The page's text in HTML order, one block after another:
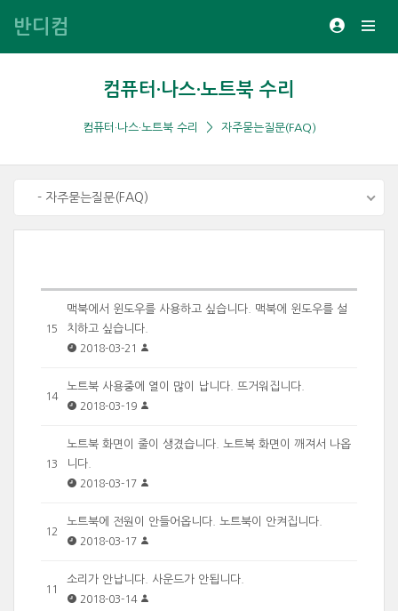
반디컴
컴퓨터·나스·노트북 수리
컴퓨터·나스·노트북 수리 자주묻는질문(FAQ)
- 자주묻는질문(FAQ)
15
맥북에서 윈도우를 사용하고 싶습니다. 맥북에 윈도우를 설
치하고 싶습니다.
2018-03-21
14
노트북 사용중에 열이 많이 납니다. 뜨거워집니다.
2018-03-19
13
노트북 화면이 줄이 생겼습니다. 노트북 화면이 깨져서 나옵
니다.
2018-03-17
12
노트북에 전원이 안들어옵니다. 노트북이 안켜집니다.
2018-03-17
11
소리가 안납니다. 사운드가 안됩니다.
2018-03-14